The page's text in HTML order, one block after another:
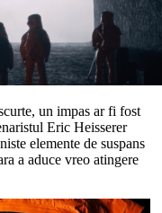
un impas ar fi fost
Eric Heisserer
elemente de suspans
a aduce vreo atingere